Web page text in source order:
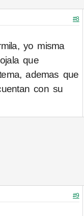
#8
yo misma
que
ademas que
con su
#9